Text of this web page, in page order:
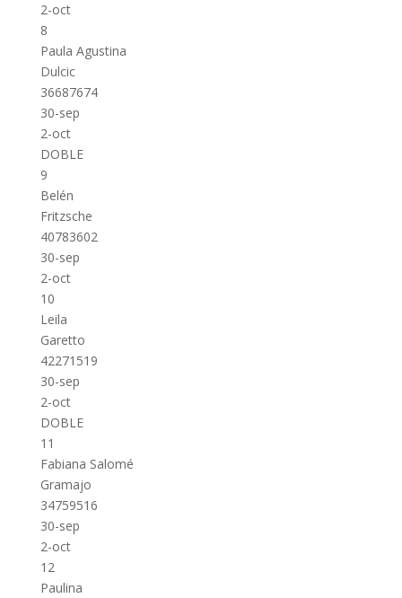
2-oct
8
Paula Agustina
Dulcic
36687674
30-sep
2-oct
DOBLE
9
Belén
Fritzsche
40783602
30-sep
2-oct
10
Leila
Garetto
42271519
30-sep
2-oct
DOBLE
11
Fabiana Salomé
Gramajo
34759516
30-sep
2-oct
12
Paulina